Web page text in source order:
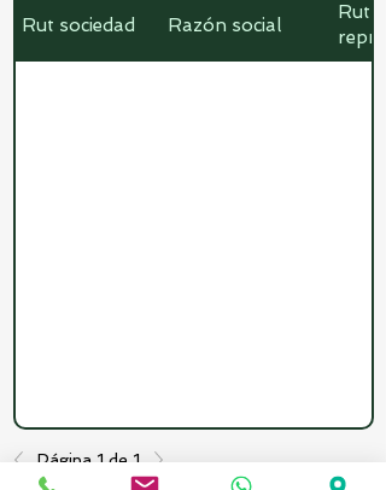
Rut sociedad Razón social
Rut
Página 1 de 1